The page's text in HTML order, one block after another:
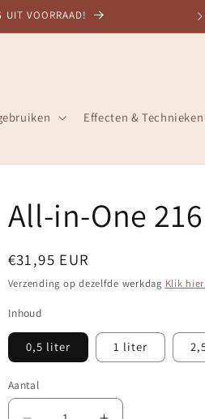
30+ JAAR ERVARING
Effecten & Technieken
All-in-One
Normale
prijs
€31,95 EUR
Verzending op dezelfde werkdag Klik
Inhoud
0,5 liter 1 liter
Aantal